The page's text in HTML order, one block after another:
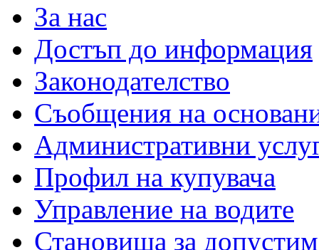
За нас
Достъп до информация
Законодателство
Съобщения на
Административни
Профил на купувача
Управление на водите
Становища за